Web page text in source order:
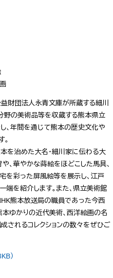
財団法人永青文庫が所蔵する細川
野の美術品等を収蔵する熊本県立
、年間を通じて熊本の歴史文化や
を治めた大名・細川家に伝わる大
、華やかな蒔絵をほどこした馬具、
を彩った屏風絵等を展示し、江戸
を紹介します。また、県立美術館
熊本放送局の職員であった今西
ゆかりの近代美術、西洋絵画の名
されるコレクションの数々をぜひご
）